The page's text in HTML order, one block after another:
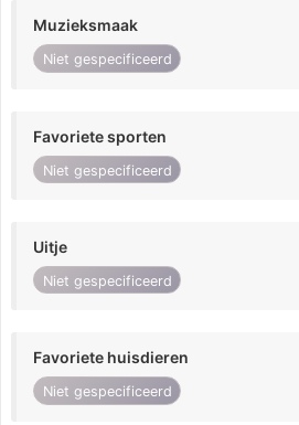
Muzieksmaak
Niet gespecificeerd
Favoriete sporten
Niet gespecificeerd
Uitje
Niet gespecificeerd
Favoriete huisdieren
Niet gespecificeerd